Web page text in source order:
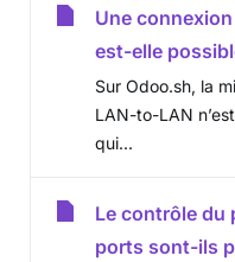
Une
est-elle
Sur Odoo.sh, la
LAN-to-LAN
qui...
Le contrôle du
ports sont-ils